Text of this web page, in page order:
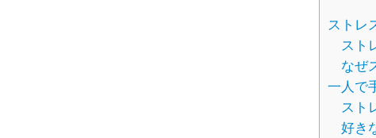
ストレ
スト
なぜ
一人で
スト
好き